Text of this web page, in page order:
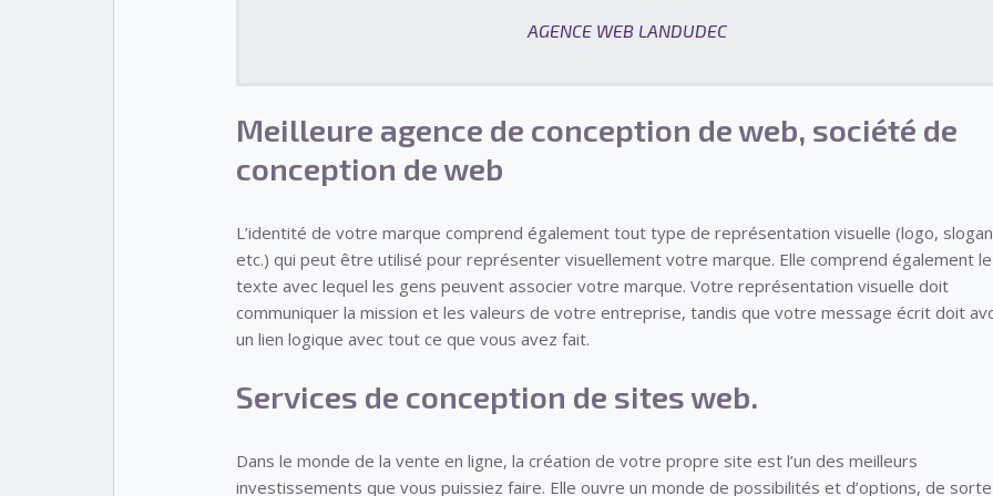
AGENCE WEB LANDUDEC
Meilleure agence de conception de web, société de
conception de web
L’identité de votre marque comprend également tout type de représentation visuelle (logo,
etc.) qui peut être utilisé pour représenter visuellement votre marque. Elle comprend également le
texte avec lequel les gens peuvent associer votre marque. Votre représentation visuelle doit
communiquer la mission et les valeurs de votre entreprise, tandis que votre message écrit doit
un lien logique avec tout ce que vous avez fait.
Services de conception de sites web.
Dans le monde de la vente en ligne, la création de votre propre site est l’un des meilleurs
investissements que vous puissiez faire. Elle ouvre un monde de possibilités et d’options, de sorte